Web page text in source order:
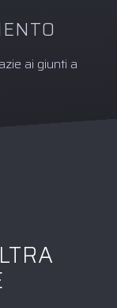
ai giunti a